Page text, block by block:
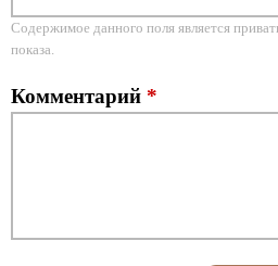
Содержимое данного поля является
показа.
Комментарий *